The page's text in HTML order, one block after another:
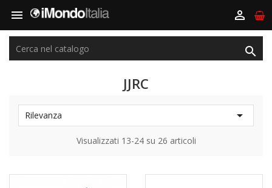
 

JJRC
Rilevanza 
Visualizzati 13-24 su 26 articoli